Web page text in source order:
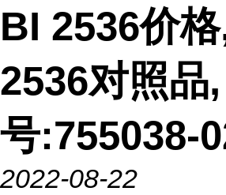
BI 2536价
2536对照品
号:755038-
2022-08-22